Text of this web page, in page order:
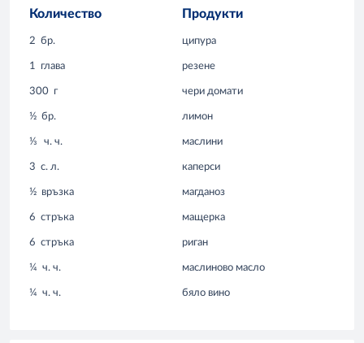
Количество Продукти
2 бр. ципура
1 глава резене
300 г чери домати
½ бр. лимон
⅓ ч. ч. маслини
3 с. л. каперси
½ връзка магданоз
6 стръка мащерка
6 стръка риган
¼ ч. ч. маслиново масло
¼ ч. ч. бяло вино